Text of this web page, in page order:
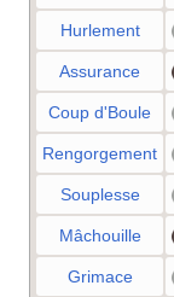
Hurlement
Assurance
Coup d'Boule
Rengorgement
Souplesse
Mâchouille
Grimace